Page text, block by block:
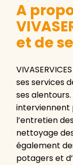
A
et de
ses services
ses
interviennent
l’entretien
nettoyage
également
potagers et